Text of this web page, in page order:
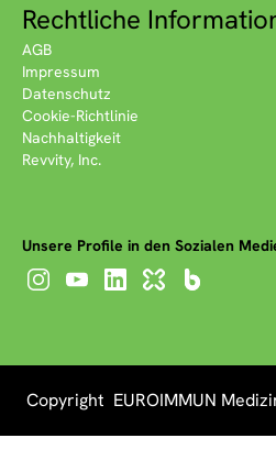
Rechtliche
AGB
Impressum
Datenschutz
Cookie-Richtlinie
Nachhaltigkeit
Revvity, Inc.
Unsere Profile in den Sozialen
Copyright EUROIMMUN